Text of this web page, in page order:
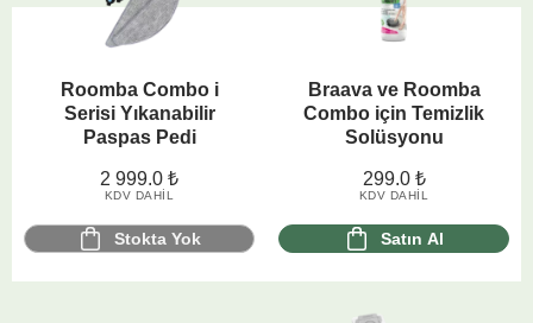
Roomba Combo i
Serisi Yıkanabilir
Paspas Pedi
2 999.0 ₺
KDV DAHIL
Stokta Yok
Braava ve Roomba
Combo için Temizlik
Solüsyonu
299.0 ₺
KDV DAHIL
Satın Al